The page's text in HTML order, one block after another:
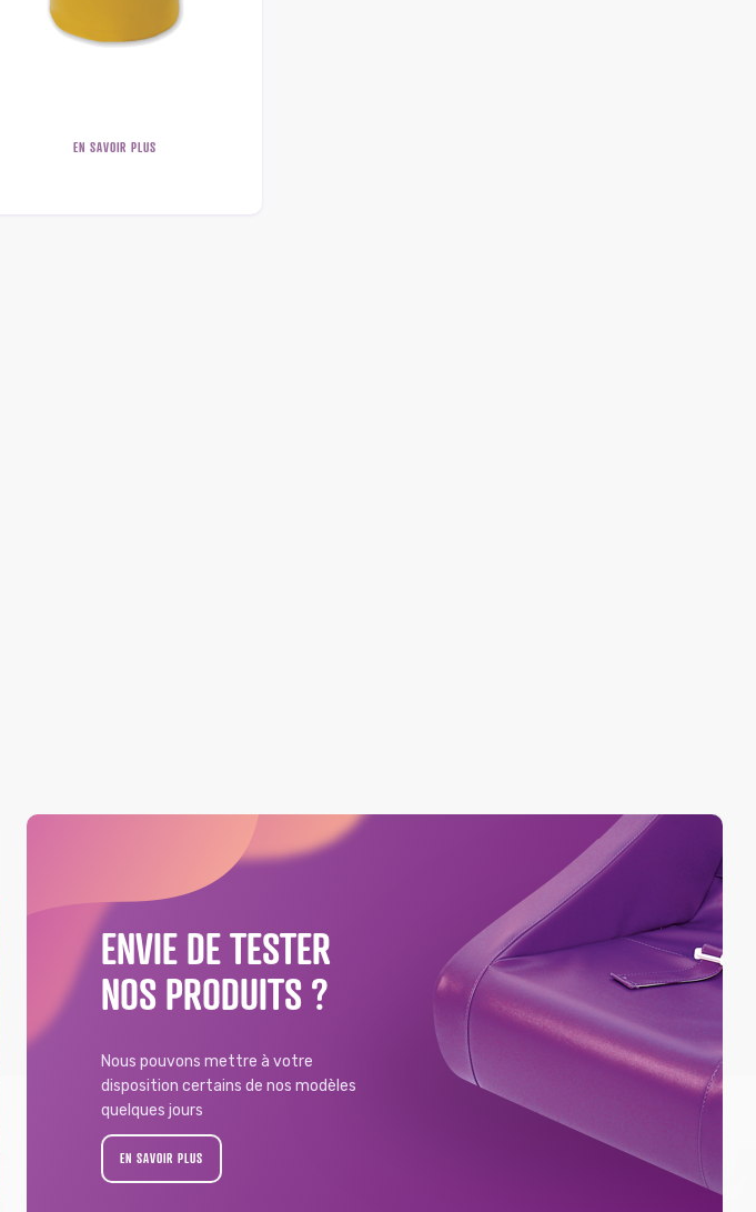
EN SAVOIR PLUS
ENVIE DE TESTER
NOS PRODUITS ?
Nous pouvons mettre à votre
disposition certains de nos modèles
quelques jours
EN SAVOIR PLUS